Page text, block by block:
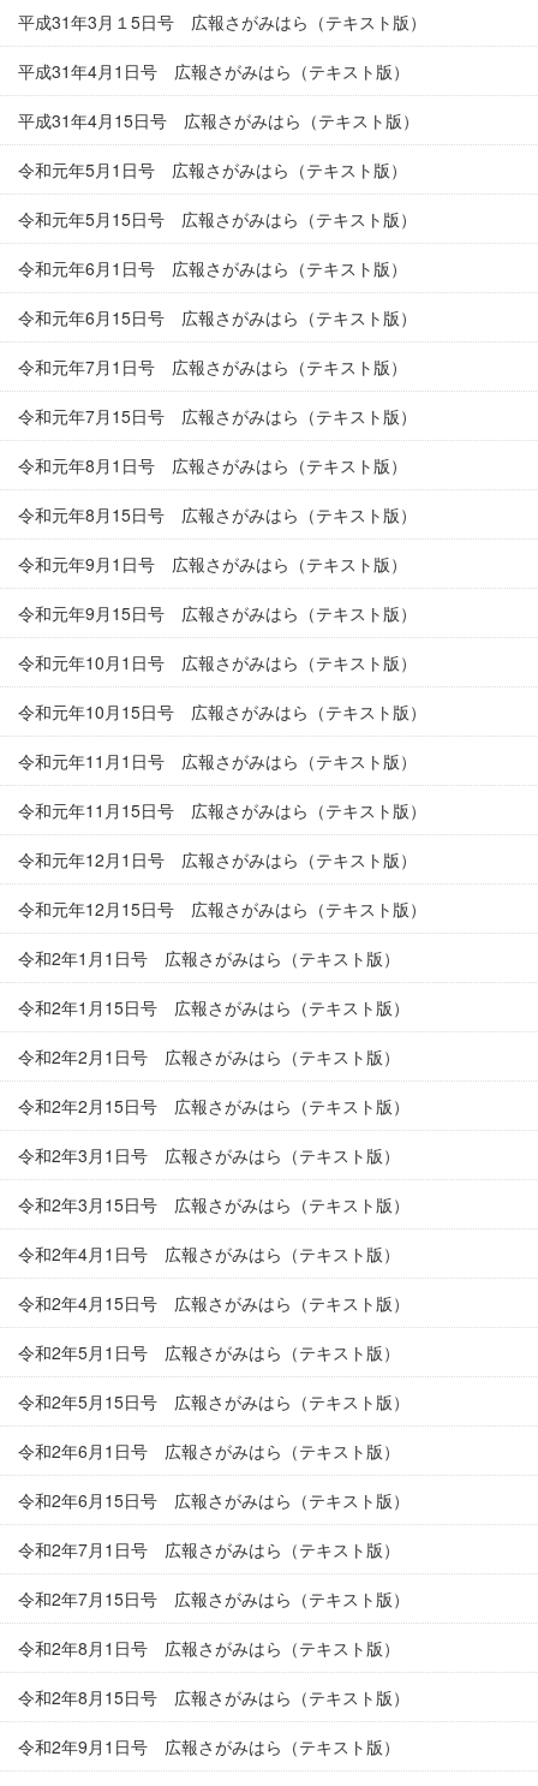
平成31年3月１5日号 広報さがみはら（テキスト版）
平成31年4月1日号 広報さがみはら（テキスト版）
平成31年4月15日号 広報さがみはら（テキスト版）
令和元年5月1日号 広報さがみはら（テキスト版）
令和元年5月15日号 広報さがみはら（テキスト版）
令和元年6月1日号 広報さがみはら（テキスト版）
令和元年6月15日号 広報さがみはら（テキスト版）
令和元年7月1日号 広報さがみはら（テキスト版）
令和元年7月15日号 広報さがみはら（テキスト版）
令和元年8月1日号 広報さがみはら（テキスト版）
令和元年8月15日号 広報さがみはら（テキスト版）
令和元年9月1日号 広報さがみはら（テキスト版）
令和元年9月15日号 広報さがみはら（テキスト版）
令和元年10月1日号 広報さがみはら（テキスト版）
令和元年10月15日号 広報さがみはら（テキスト版）
令和元年11月1日号 広報さがみはら（テキスト版）
令和元年11月15日号 広報さがみはら（テキスト版）
令和元年12月1日号 広報さがみはら（テキスト版）
令和元年12月15日号 広報さがみはら（テキスト版）
令和2年1月1日号 広報さがみはら（テキスト版）
令和2年1月15日号 広報さがみはら（テキスト版）
令和2年2月1日号 広報さがみはら（テキスト版）
令和2年2月15日号 広報さがみはら（テキスト版）
令和2年3月1日号 広報さがみはら（テキスト版）
令和2年3月15日号 広報さがみはら（テキスト版）
令和2年4月1日号 広報さがみはら（テキスト版）
令和2年4月15日号 広報さがみはら（テキスト版）
令和2年5月1日号 広報さがみはら（テキスト版）
令和2年5月15日号 広報さがみはら（テキスト版）
令和2年6月1日号 広報さがみはら（テキスト版）
令和2年6月15日号 広報さがみはら（テキスト版）
令和2年7月1日号 広報さがみはら（テキスト版）
令和2年7月15日号 広報さがみはら（テキスト版）
令和2年8月1日号 広報さがみはら（テキスト版）
令和2年8月15日号 広報さがみはら（テキスト版）
令和2年9月1日号 広報さがみはら（テキスト版）